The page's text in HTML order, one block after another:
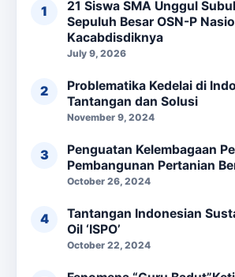
21 Siswa SMA Unggul
Sepuluh Besar OSN-P
Kacabdisdiknya
July 9, 2026
Problematika Kedelai di
Tantangan dan Solusi
November 9, 2024
Penguatan Kelembagaan
Pembangunan Pertanian
October 26, 2024
Tantangan Indonesian
Oil ‘ISPO’
October 22, 2024